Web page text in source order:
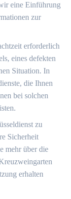
eine Einführung
zur
erforderlich
eines defekten
Situation.​ In
die Ihnen
bei solchen
zu
Sicherheit
mehr über die
erhalten